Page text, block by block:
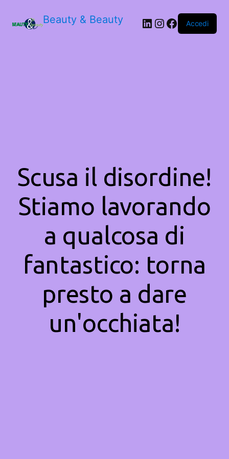
Beauty & Beauty LinkedIn
Instagram
Facebook
Accedi
Scusa il disordine!
Stiamo lavorando
a qualcosa di
fantastico: torna
presto a dare
un'occhiata!